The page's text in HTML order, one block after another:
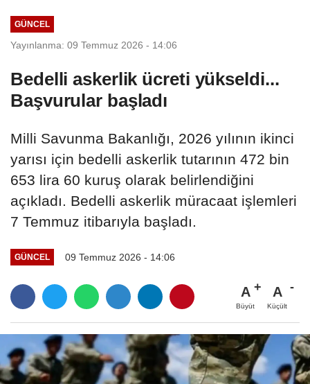
GÜNCEL
Yayınlanma: 09 Temmuz 2026 - 14:06
Bedelli askerlik ücreti yükseldi...
Başvurular başladı
Milli Savunma Bakanlığı, 2026 yılının ikinci
yarısı için bedelli askerlik tutarının 472 bin
653 lira 60 kuruş olarak belirlendiğini
açıkladı. Bedelli askerlik müracaat işlemleri
7 Temmuz itibarıyla başladı.
GÜNCEL 09 Temmuz 2026 - 14:06
A
Büyüt
A
Küçült